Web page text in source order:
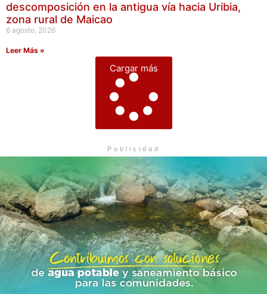
descomposición en la antigua vía hacia Uribia,
zona rural de Maicao
6 agosto, 2026
Leer Más »
Cargar más
Publicidad